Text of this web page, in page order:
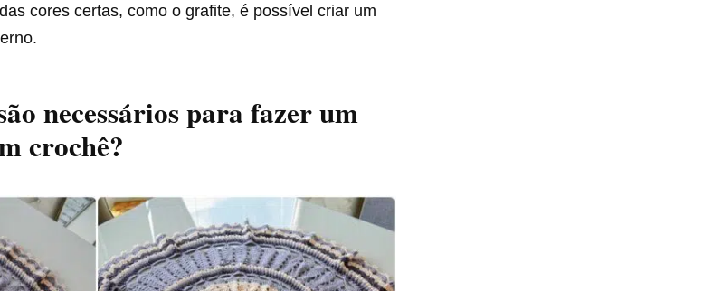
cores certas, como o grafite, é possível criar um
necessários para fazer um
crochê?